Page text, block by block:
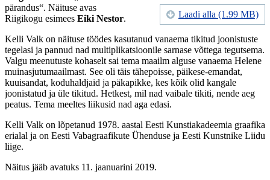
Laadi alla (1.99 MB)
pärandus“. Näituse avas
Riigikogu esimees Eiki Nestor.
Kelli Valk on näituse töödes kasutanud vanaema tikitud joonistuste
tegelasi ja pannud nad multiplikatsioonile sarnase võttega tegutsema.
Valgu meenutuste kohaselt sai tema maailm alguse vanaema Helene
muinasjutumaailmast. See oli täis tähepoisse, päikese-emandat,
kuuisandat, koduhaldjaid ja päkapikke, kes kõik olid kangale
joonistatud ja üle tikitud. Hetkest, mil nad vaibale tikiti, nende aeg
peatus. Tema meeltes liikusid nad aga edasi.
Kelli Valk on lõpetanud 1978. aastal Eesti Kunstiakadeemia graafika
erialal ja on Eesti Vabagraafikute Ühenduse ja Eesti Kunstnike Liidu
liige.
Näitus jääb avatuks 11. jaanuarini 2019.